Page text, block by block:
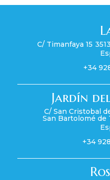
C/ Timanfaya 15
+34
Jardín
C/ San Cristobal
San Bartolomé de
+34